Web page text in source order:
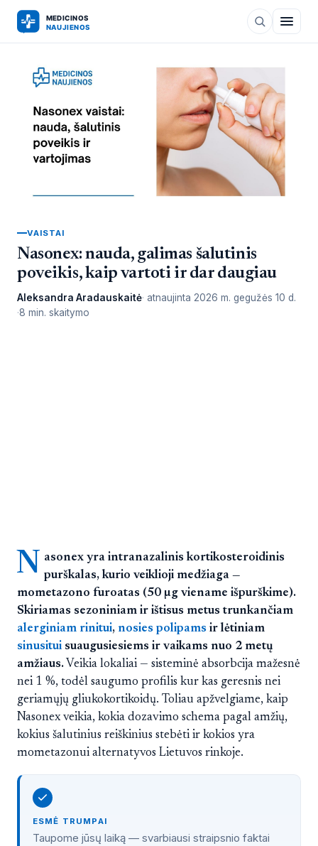
VAISTAI
Nasonex: nauda, galimas šalutinis
poveikis, kaip vartoti ir dar daugiau
Aleksandra Aradauskaitė atnaujinta 2026 m. gegužės 10 d.
8 min. skaitymo
N asonex yra intranazalinis kortikosteroidinis
purškalas, kurio veiklioji medžiaga —
mometazono furoatas (50 µg viename išpurškime).
Skiriamas sezoniniam ir ištisus metus trunkančiam
alerginiam rinitui, nosies polipams ir lėtiniam
sinusitui suaugusiesiems ir vaikams nuo 2 metų
amžiaus. Veikia lokaliai — sisteminė absorbcija mažesnė
nei 1 %, todėl saugumo profilis kur kas geresnis nei
geriamųjų gliukokortikoidų. Toliau apžvelgiame, kaip
Nasonex veikia, kokia dozavimo schema pagal amžių,
kokius šalutinius reiškinius stebėti ir kokios yra
mometazonui alternatyvos Lietuvos rinkoje.
ESMĖ TRUMPAI
Taupome jūsų laiką — svarbiausi straipsnio faktai